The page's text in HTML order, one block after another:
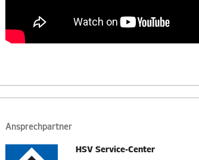
Ansprechpartner
HSV Service-Center